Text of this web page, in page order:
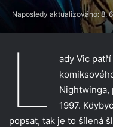
Naposledy aktualizováno: 8.
L
ady Vic
Nightwinga,
1997.
popsat, tak je to šílená